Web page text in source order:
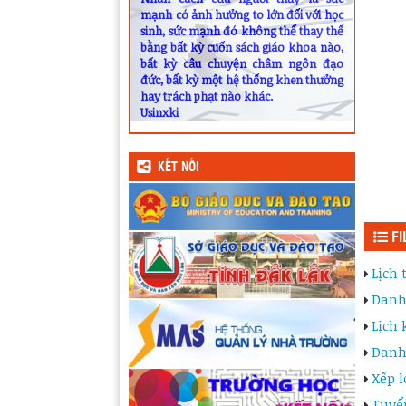
mạnh có ảnh hưởng to lớn đối với học
sinh, sức mạnh đó không thể thay thế
bằng bất kỳ cuốn sách giáo khoa nào,
bất kỳ câu chuyện châm ngôn đạo
đức, bất kỳ một hệ thống khen thưởng
hay trách phạt nào khác.
Usinxki
KẾT NỐI
Lịch
Lịch
Xếp